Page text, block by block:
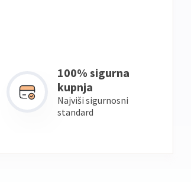
100% sigurna
kupnja
Najviši sigurnosni
standard